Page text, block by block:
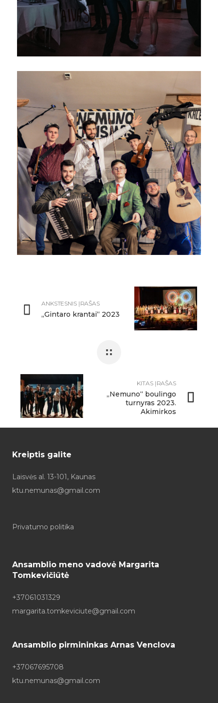
ANKSTESNIS ĮRAŠAS
„Gintaro krantai“ 2023
KITAS ĮRAŠAS
„Nemuno“ boulingo
turnyras 2023.
Akimirkos
Kreiptis galite
Laisvės al. 13-101, Kaunas
ktu.nemunas@gmail.com
Privatumo politika
Ansamblio meno vadovė Margarita
Tomkevičiūtė
+37061031329
margarita.tomkeviciute@gmail.com
Ansamblio pirmininkas Arnas Venclova
+37067695708
ktu.nemunas@gmail.com